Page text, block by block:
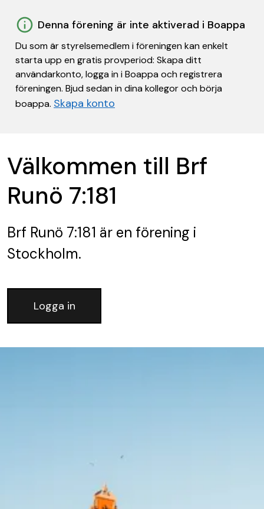
Denna förening är inte aktiverad i Boappa
Du som är styrelsemedlem i föreningen kan enkelt
starta upp en gratis provperiod: Skapa ditt
användarkonto, logga in i Boappa och registrera
föreningen. Bjud sedan in dina kollegor och börja
boappa. Skapa konto
Välkommen till Brf
Runö 7:181
Brf Runö 7:181 är en förening i
Stockholm.
Logga in